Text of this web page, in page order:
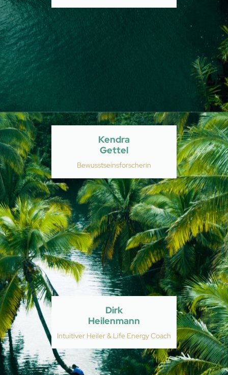
Kendra
Gettel
Bewusstseinsforscherin
Dirk
Heilenmann
Intuitiver Heiler & Life Energy Coach